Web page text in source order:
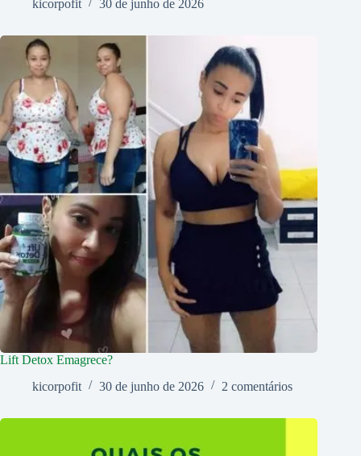
kicorpofit 30 de junho de 2026
Lift Detox Emagrece?
kicorpofit
30 de junho de 2026 2 comentários